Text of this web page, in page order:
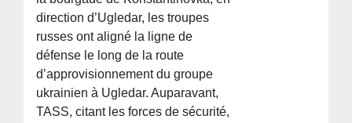
direction d’Ugledar, les troupes
russes ont aligné la ligne de
défense le long de la route
d’approvisionnement du groupe
ukrainien à Ugledar. Auparavant,
TASS, citant les forces de sécurité,